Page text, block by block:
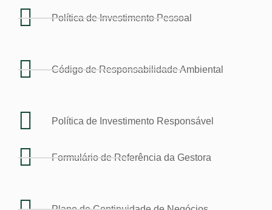
Política de Investimento Pessoal
Código de Responsabilidade Ambiental
Política de Investimento Responsável
Formulário de Referência da Gestora